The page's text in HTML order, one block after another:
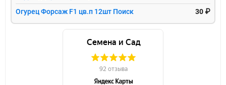
Огурец Форсаж F1 цв.п 12шт Поиск
30 ₽